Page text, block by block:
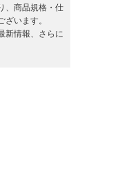
、商品規格・仕
います。
新情報、さらに